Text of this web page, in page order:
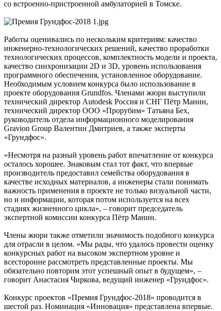
со встроенно-пристроенной амбулаторией в Томске.
Работы оценивались по нескольким критериям: качество
инженерно-технологических решений, качество проработки
технологических процессов, комплектность модели и проекта,
качество синхронизации 2D и 3D, уровень использования
программного обеспечения, установленное оборудование.
Необходимым условием конкурса было использование в
проекте оборудования Grundfos. Членами жюри выступили
технический директор Autodesk Россия и СНГ Пётр Манин,
технический директор ООО «Прорубим» Татьяна Бех,
руководитель отдела информационного моделирования
Gravion Group Валентин Дмитриев, а также эксперты
«Грундфос».
«Несмотря на разный уровень работ впечатление от конкурса
осталось хорошее. Знаковым стал тот факт, что впервые
производитель предоставил семейства оборудования в
качестве исходных материалов, а инженеры стали понимать
важность применения в проекте не только визуальной части,
но и информации, которая потом используется на всех
стадиях жизненного цикла», – говорит председатель
экспертной комиссии конкурса Пётр Манин.
Члены жюри также отметили значимость подобного конкурса
для отрасли в целом. «Мы рады, что удалось провести оценку
конкурсных работ на высоком экспертном уровне и
всесторонне рассмотреть представленные проекты. Мы
обязательно повторим этот успешный опыт в будущем», –
говорит Анастасия Чиркова, ведущий инженер «Грундфос».
Конкурс проектов «Премия Грундфос-2018» проводится в
шестой раз. Номинация «Инновация» представлена впервые.